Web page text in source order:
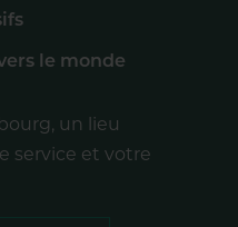
le monde
un lieu
service et votre